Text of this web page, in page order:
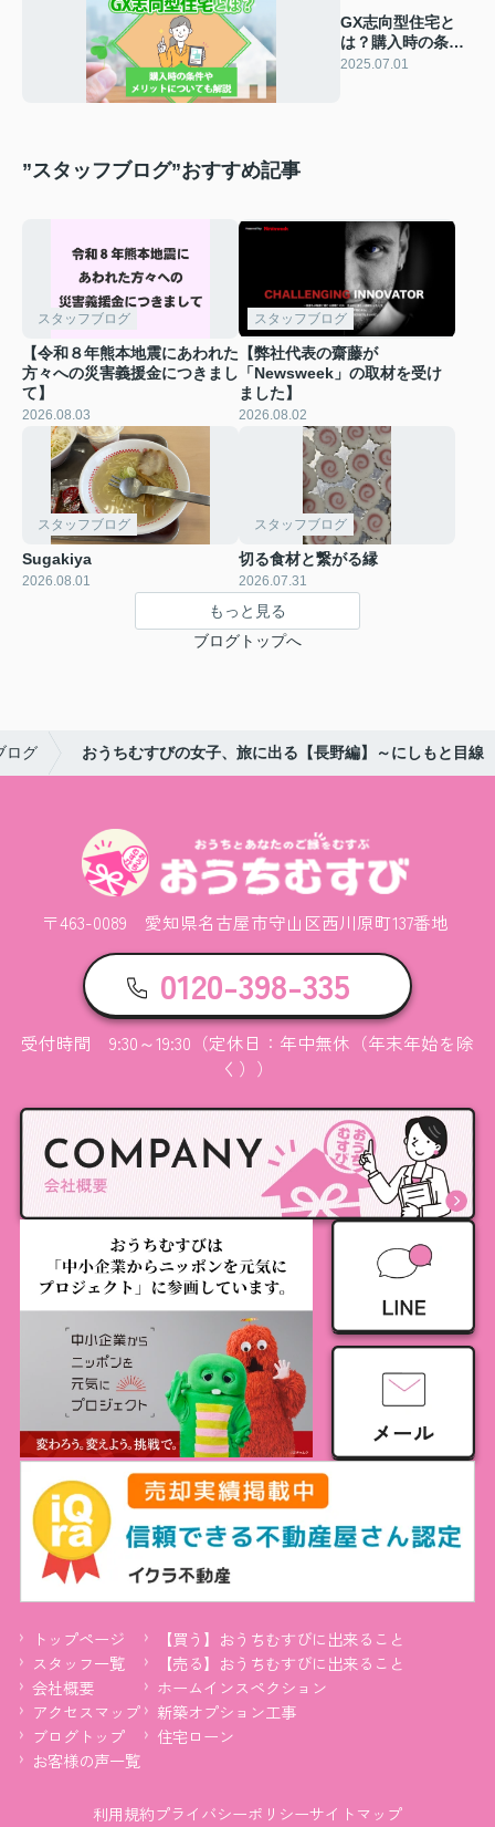
GX志向型住宅と
は？購入時の条件
やメリットについ
2025.07.01
”スタッフブログ”おすすめ記事
スタッフブログ
【令和８年熊本地震にあわれた
方々への災害義援金につきまし
て】
2026.08.03
スタッフブログ
【弊社代表の齋藤が
「Newsweek」の取材を受け
ました】
2026.08.02
スタッフブログ
Sugakiya
2026.08.01
スタッフブログ
切る食材と繋がる縁
2026.07.31
もっと見る
ブログトップへ
ログ おうちむすびの女子、旅に出る【長野編】～にしもと目線
〒463-0089 愛知県名古屋市守山区西川原町137番地
0120-398-335
受付時間 9:30～19:30（定休日：年中無休（年末年始を除
く））
トップページ
【買う】おうちむすびに出来ること
スタッフ一覧
【売る】おうちむすびに出来ること
会社概要
ホームインスペクション
アクセスマップ
新築オプション工事
ブログトップ
住宅ローン
お客様の声一覧
利用規約プライバシーポリシーサイトマップ